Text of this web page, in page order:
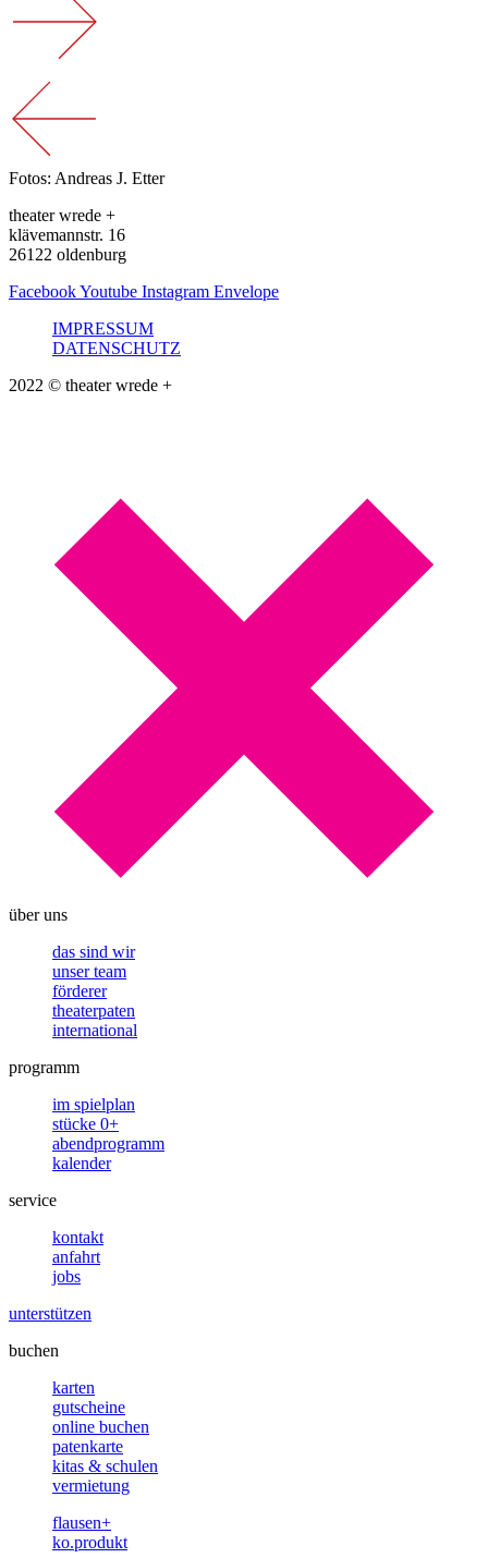
Fotos: Andreas J. Etter
theater wrede +
klävemannstr. 16
26122 oldenburg
FacebookYoutube Instagram Envelope
IMPRESSUM
DATENSCHUTZ
2022 © theater wrede +
über uns
das sind wir
unser team
förderer
theaterpaten
international
programm
im spielplan
stücke 0+
abendprogramm
kalender
service
kontakt
anfahrt
jobs
unterstützen
buchen
karten
gutscheine
online buchen
patenkarte
kitas & schulen
vermietung
flausen+
ko.produkt